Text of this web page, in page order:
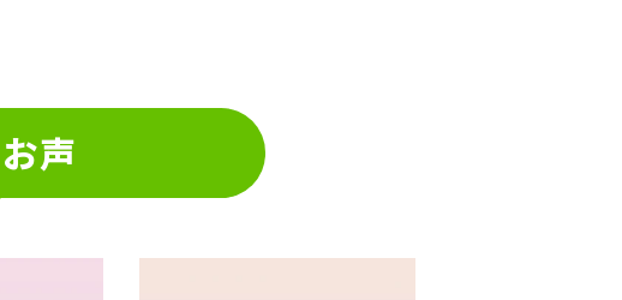
声